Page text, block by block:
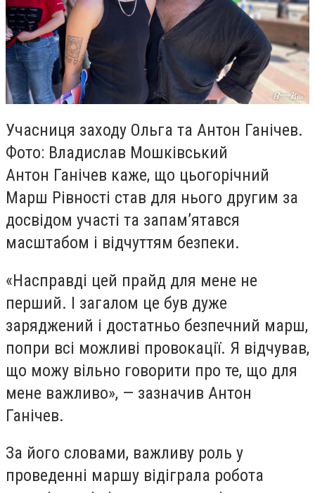
Учасниця заходу Ольга та Антон Ганічев.
Фото: Владислав Мошківський
Антон Ганічев каже, що цьогорічний
Марш Рівності став для нього другим за
досвідом участі та запам’ятався
масштабом і відчуттям безпеки.
«Насправді цей прайд для мене не
перший. І загалом це був дуже
заряджений і достатньо безпечний марш,
попри всі можливі провокації. Я відчував,
що можу вільно говорити про те, що для
мене важливо», — зазначив Антон
Ганічев.
За його словами, важливу роль у
проведенні маршу відіграла робота